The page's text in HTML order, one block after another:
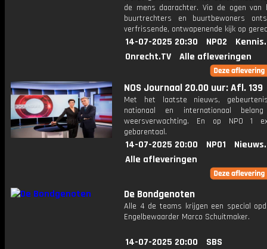
de mens daarachter. Via de ogen van
buurtrechters en buurtbewoners
verfrissende, ontwapenende kijk op
14-07-2025 20:30 NPO2
Onrecht.TV
Alle afleveringen
NOS Journaal 20.00 uur: Afl. 139
Met het laatste nieuws,
nationaal en internationaal
weersverwachting. En op NPO 1
gebarentaal.
14-07-2025 20:00 NPO1
Alle afleveringen
De Bondgenoten
Alle 4 de teams krijgen een special
Engelbewaarder Marco Schuitmaker.
14-07-2025 20:00
SBS